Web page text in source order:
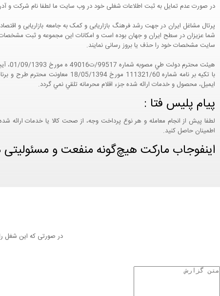
در صورت عدم تمایل به ثبت اطلاعات شغلی خود در وب سایت ما لطفا نام شرکت و
شما عزیزان در سطح ایران و جهان بوده است و امکانات این مجموعه و ثبت مشخصات
سایت مشخصات خود را حذف یا بروز رسانی نمایند.
با تکيه بر نامه شماره 111321/
ايميل، محصول و خدمات ارائه شده جزء اقلام محرمانه تلقي نمي گردد.
پیام پلیس فتا :
لطفا پیش از انجام معامله و هر نوع پرداخت وجه، از صحت کالا یا خدمات ارائه
اطمینان حاصل کنید.
اینفوجاب مارکت هیچ‌گونه منفعت و مسئولیتی
در صورتی که این شغل